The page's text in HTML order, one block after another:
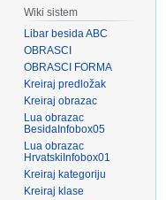
Wiki sistem
Libar besida ABC
OBRASCI
OBRASCI FORMA
Kreiraj predložak
Kreiraj obrazac
Lua obrazac
BesidaInfobox05
Lua obrazac
HrvatskiInfobox01
Kreiraj kategoriju
Kreiraj klase